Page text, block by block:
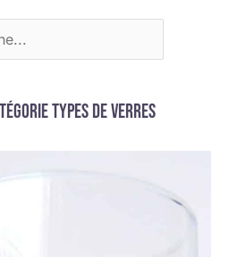
Types de verres